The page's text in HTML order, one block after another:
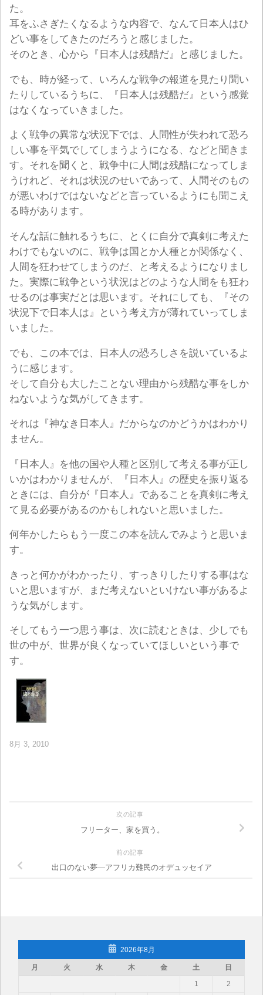
た。
耳をふさぎたくなるような内容で、なんて日本人はひ
どい事をしてきたのだろうと感じました。
そのとき、心から『日本人は残酷だ』と感じました。
でも、時が経って、いろんな戦争の報道を見たり聞い
たりしているうちに、『日本人は残酷だ』という感覚
はなくなっていきました。
よく戦争の異常な状況下では、人間性が失われて恐ろ
しい事を平気でしてしまうようになる、などと聞きま
す。それを聞くと、戦争中に人間は残酷になってしま
うけれど、それは状況のせいであって、人間そのもの
が悪いわけではないなどと言っているようにも聞こえ
る時があります。
そんな話に触れるうちに、とくに自分で真剣に考えた
わけでもないのに、戦争は国とか人種とか関係なく、
人間を狂わせてしまうのだ、と考えるようになりまし
た。実際に戦争という状況はどのような人間をも狂わ
せるのは事実だとは思います。それにしても、『その
状況下で日本人は』という考え方が薄れていってしま
いました。
でも、この本では、日本人の恐ろしさを説いているよ
うに感じます。
そして自分も大したことない理由から残酷な事をしか
ねないような気がしてきます。
それは『神なき日本人』だからなのかどうかはわかり
ません。
『日本人』を他の国や人種と区別して考える事が正し
いかはわかりませんが、『日本人』の歴史を振り返る
ときには、自分が『日本人』であることを真剣に考え
て見る必要があるのかもしれないと思いました。
何年かしたらもう一度この本を読んでみようと思いま
す。
きっと何かがわかったり、すっきりしたりする事はな
いと思いますが、まだ考えないといけない事があるよ
うな気がします。
そしてもう一つ思う事は、次に読むときは、少しでも
世の中が、世界が良くなっていてほしいという事で
す。
8月 3, 2010
次の記事
フリーター、家を買う。
前の記事
出口のない夢―アフリカ難民のオデュッセイア
2026年8月
月 火 水 木 金 土
日
1
2